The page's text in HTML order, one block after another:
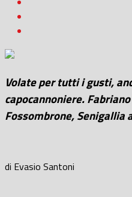
Volate per tutti i gusti,
capocannoniere.
Fossombrone, Senigallia
di Evasio Santoni